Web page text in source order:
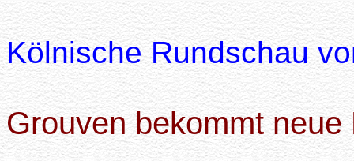
Kölnische Rundschau
Grouven bekommt neue